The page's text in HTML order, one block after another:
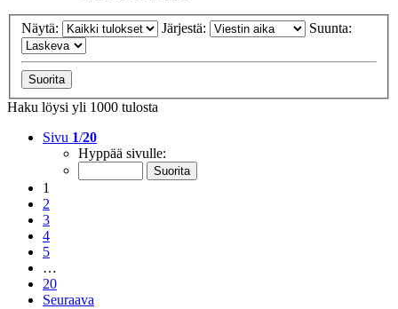
Näytä: Järjestä: Suunta:
Haku löysi yli 1000 tulosta
Sivu 1/20
Hyppää sivulle:
1
2
3
4
5
…
20
Seuraava